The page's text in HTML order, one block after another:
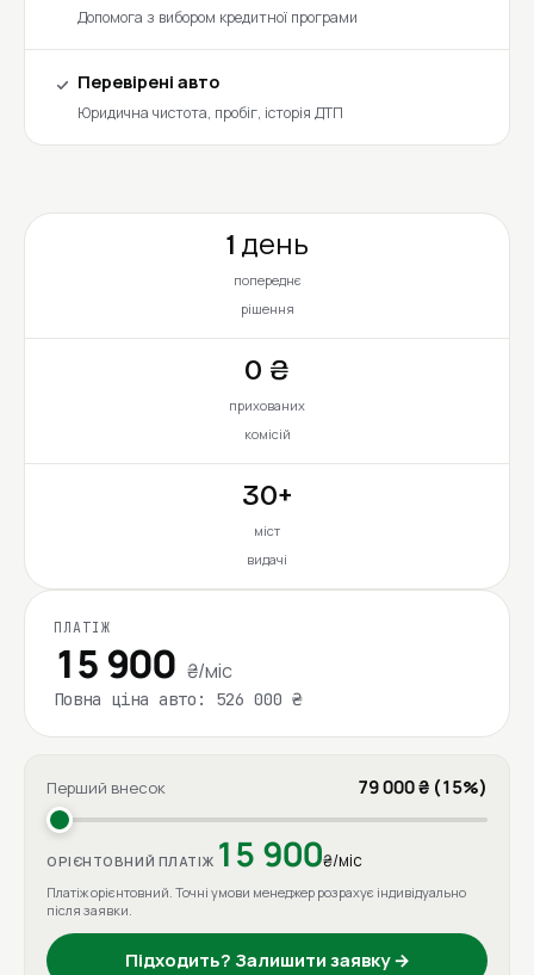
Допомога з вибором кредитної програми
Перевірені авто
Юридична чистота, пробіг, історія ДТП
1 день
попереднє
рішення
0 ₴
прихованих
комісій
30+
міст
видачі
ПЛАТІЖ
15 900 ₴/міс
Повна ціна авто: 526 000 ₴
Перший внесок 79 000 ₴ (15%)
ОРІЄНТОВНИЙ ПЛАТІЖ 15 900₴/міс
Платіж орієнтовний. Точні умови менеджер розрахує індивідуально
після заявки.
Підходить? Залишити заявку →